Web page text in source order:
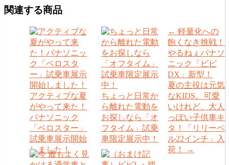
関連する商品
アクティブな夏
がやって来た！
パナソニック
「ベロスター」
試乗車展示開始
しました！
ちょっと日常か
ら離れた電動を
お探しなら「オ
フタイム」試乗
車限定展示中！
← 軽量化への
飽くなき挑戦！
やるねぇパナソ
ニック「ビビ
DX」新型！
夏の主役は元気
なKIDS。可愛
いけれど、大人
っぽい子供車キ
タ！「リリーベ
ル22インチ」入
荷！
→